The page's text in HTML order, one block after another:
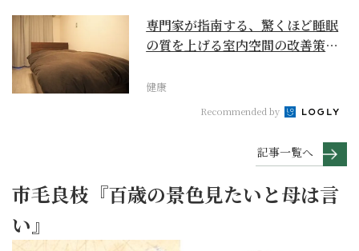
専門家が指南する、驚くほど睡眠
の質を上げる室内空間の改善策と
健康
Recommended by
記事一覧へ
市毛良枝『百歳の景色見たいと母は言
い』